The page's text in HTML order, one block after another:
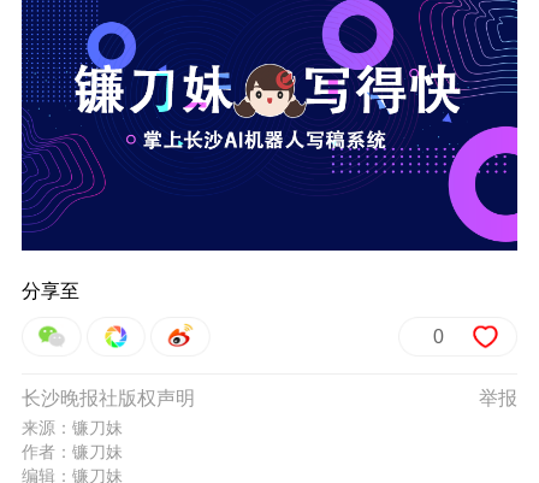
分享至
0
举报
长沙晚报社版权声明
来源：镰刀妹
作者：镰刀妹
编辑：镰刀妹